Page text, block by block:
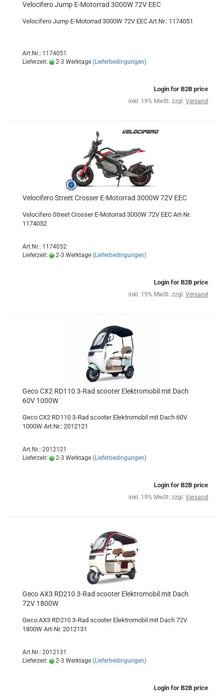
Velocifero Jump E-Motorrad 3000W 72V EEC
Velocifero Jump E-Motorrad 3000W 72V EEC Art.Nr.: 1174051
Art.Nr.: 1174051
Lieferzeit:
2-3 Werktage (Lieferbedingungen)
Login for B2B price
inkl. 19% MwSt. zzgl. Versand
Velocifero Street Crosser E-Motorrad 3000W 72V EEC
Velocifero Street Crosser E-Motorrad 3000W 72V EEC Art-Nr.
1174052
Art.Nr.: 1174052
Lieferzeit:
2-3 Werktage (Lieferbedingungen)
Login for B2B price
inkl. 19% MwSt. zzgl. Versand
Geco CX2 RD110 3-Rad scooter Elektromobil mit Dach
60V 1000W
Geco CX2 RD110 3-Rad scooter Elektromobil mit Dach 60V
1000W Art.Nr.: 2012121
Art.Nr.: 2012121
Lieferzeit:
2-3 Werktage (Lieferbedingungen)
Login for B2B price
inkl. 19% MwSt. zzgl. Versand
Geco AX3 RD210 3-Rad scooter Elektromobil mit Dach
72V 1800W
Geco AX3 RD210 3-Rad scooter Elektromobil mit Dach 72V
1800W Art-Nr. 2012131
Art.Nr.: 2012131
Lieferzeit:
2-3 Werktage (Lieferbedingungen)
Login for B2B price